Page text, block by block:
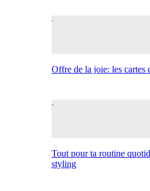
Offre de la joie: les cartes
Tout pour ta routine
styling